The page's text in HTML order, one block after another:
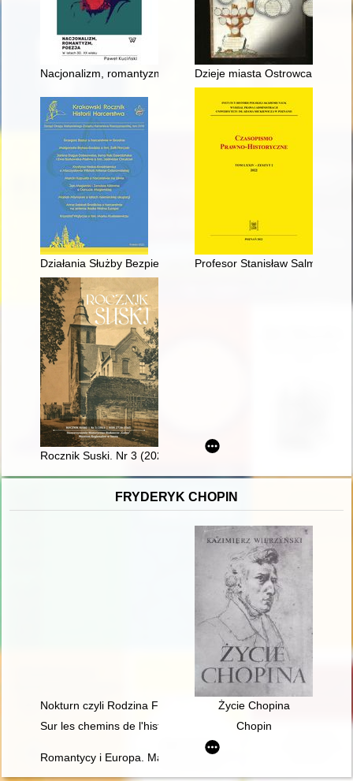
Nacjonalizm, romantyzm, poezja w latach 30. XX wieku
Dzieje miasta Ostrowca
Działania Służby Bezpieczeństwa w stosunku do
Profesor Stanisław
Rocznik Suski. Nr 3 (2023)
FRYDERYK CHOPIN
Nokturn czyli Rodzina Fryderyka Chopina i Warszawa w
Życie Chopina
Sur les chemins de l'histoire littéraire. En hommage à Maciej
Chopin
Romantycy i Europa. Marzenia, doświadczenia, propozycje